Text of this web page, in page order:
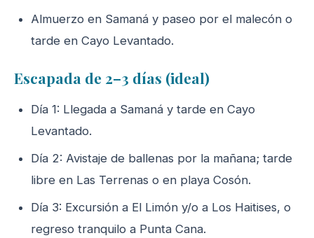
Almuerzo en Samaná y paseo por el malecón o
tarde en Cayo Levantado.
Escapada de 2–3 días (ideal)
Día 1: Llegada a Samaná y tarde en Cayo
Levantado.
Día 2: Avistaje de ballenas por la mañana; tarde
libre en Las Terrenas o en playa Cosón.
Día 3: Excursión a El Limón y/o a Los Haitises, o
regreso tranquilo a Punta Cana.